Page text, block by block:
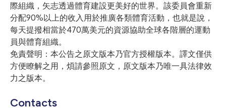
際組織，矢志透過體育建設更美好的世界。該委員會重新
分配90%以上的收入用於推廣各類體育活動，也就是說，
每天提撥相當於470萬美元的資源協助全球各階層的運動
員與體育組織。
免責聲明：本公告之原文版本乃官方授權版本。譯文僅供
方便瞭解之用，煩請參照原文，原文版本乃唯一具法律效
力之版本。
Contacts